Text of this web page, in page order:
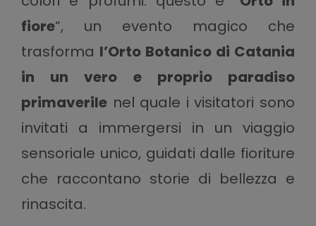
fiore“, un evento magico che
trasforma l’Orto Botanico di Catania
in un vero e proprio paradiso
primaverilenel quale i visitatori sono
invitati a immergersi in un viaggio
sensoriale unico, guidati dalle fioriture
che raccontano storie di bellezza e
rinascita.